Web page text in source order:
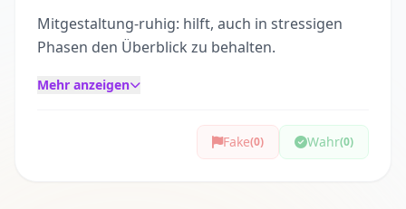
Mitgestaltung-ruhig: hilft, auch in stressigen
Phasen den Überblick zu behalten.
Mehr anzeigen
Fake(0) Wahr(0)